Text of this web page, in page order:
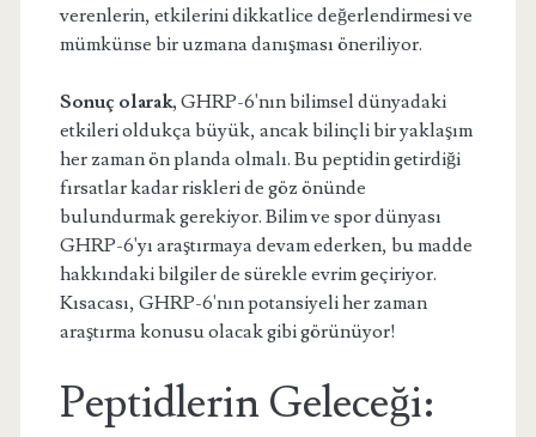
verenlerin, etkilerini dikkatlice değerlendirmesi ve
mümkünse bir uzmana danışması öneriliyor.
Sonuç olarak, GHRP-6'nın bilimsel dünyadaki
etkileri oldukça büyük, ancak bilinçli bir yaklaşım
her zaman ön planda olmalı. Bu peptidin getirdiği
fırsatlar kadar riskleri de göz önünde
bulundurmak gerekiyor. Bilim ve spor dünyası
GHRP-6'yı araştırmaya devam ederken, bu madde
hakkındaki bilgiler de sürekle evrim geçiriyor.
Kısacası, GHRP-6'nın potansiyeli her zaman
araştırma konusu olacak gibi görünüyor!
Peptidlerin Geleceği: